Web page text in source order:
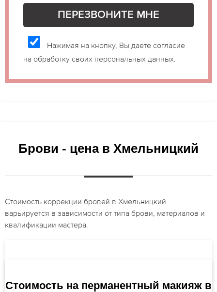
Нажимая на кнопку, Вы даете согласие
на обработку своих персональных данных.
Брови - цена в Хмельницкий
Стоимость коррекции бровей в Хмельницкий
варьируется в зависимости от типа брови, материалов и
квалификации мастера.
Стоимость на перманентный макияж в